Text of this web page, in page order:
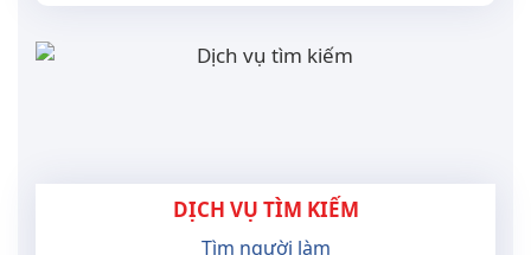
DỊCH VỤ TÌM KIẾM
Tìm người làm